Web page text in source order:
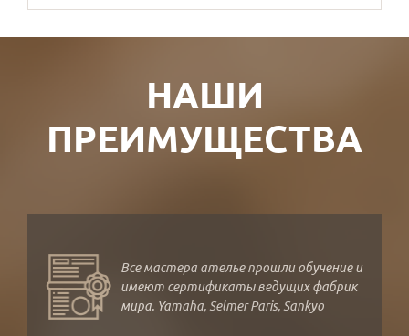
НАШИ
ПРЕИМУЩЕСТВА
Все мастера ателье прошли обучение и
имеют сертификаты ведущих фабрик
мира. Yamaha, Selmer Paris, Sankyo